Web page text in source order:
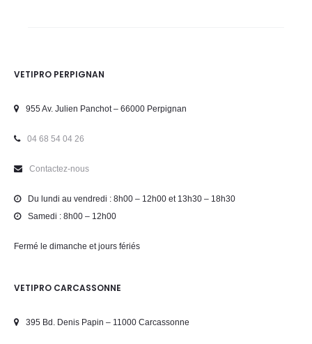
VETIPRO PERPIGNAN
955 Av. Julien Panchot – 66000 Perpignan
04 68 54 04 26
Contactez-nous
Du lundi au vendredi : 8h00 – 12h00 et 13h30 – 18h30
Samedi : 8h00 – 12h00
Fermé le dimanche et jours fériés
VETIPRO CARCASSONNE
395 Bd. Denis Papin – 11000 Carcassonne